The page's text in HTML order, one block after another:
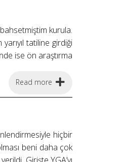
kurula.
tatiline girdiği
ise ön araştırma
Read more
hiçbir
beni daha çok